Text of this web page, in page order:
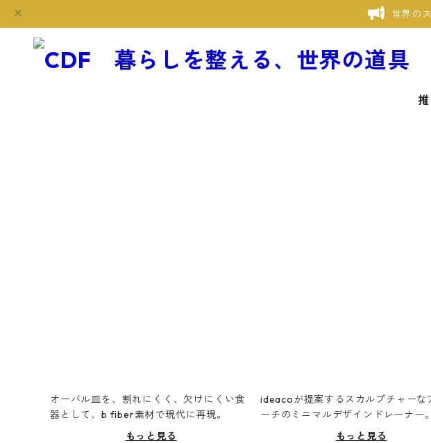
世界の
オーバル皿を、割れにくく、欠けにくい食
器として、b fiber素材で現代に再現。
もっと見る
ideacoが提案するスカルプチャーな
ーチのミニマルデザインドレーナー。
もっと見る